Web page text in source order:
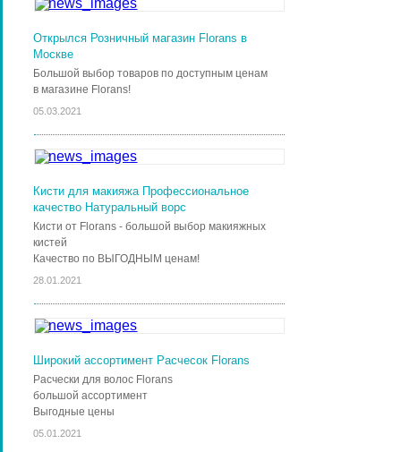
Открылся Розничный магазин Florans в
Москве
Большой выбор товаров по доступным ценам
в магазине Florans!
05.03.2021
Кисти для макияжа Профессиональное
качество Натуральный ворс
Кисти от Florans - большой выбор макияжных
кистей
Качество по ВЫГОДНЫМ ценам!
28.01.2021
Широкий ассортимент Расчесок Florans
Расчески для волос Florans
большой ассортимент
Выгодные цены
05.01.2021